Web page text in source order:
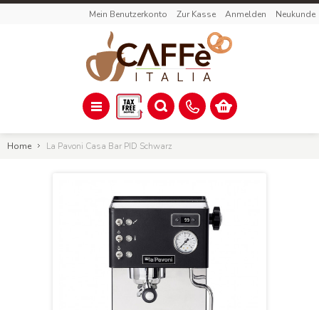
Mein Benutzerkonto Zur Kasse Anmelden Neukunde
Home La Pavoni Casa Bar PID Schwarz